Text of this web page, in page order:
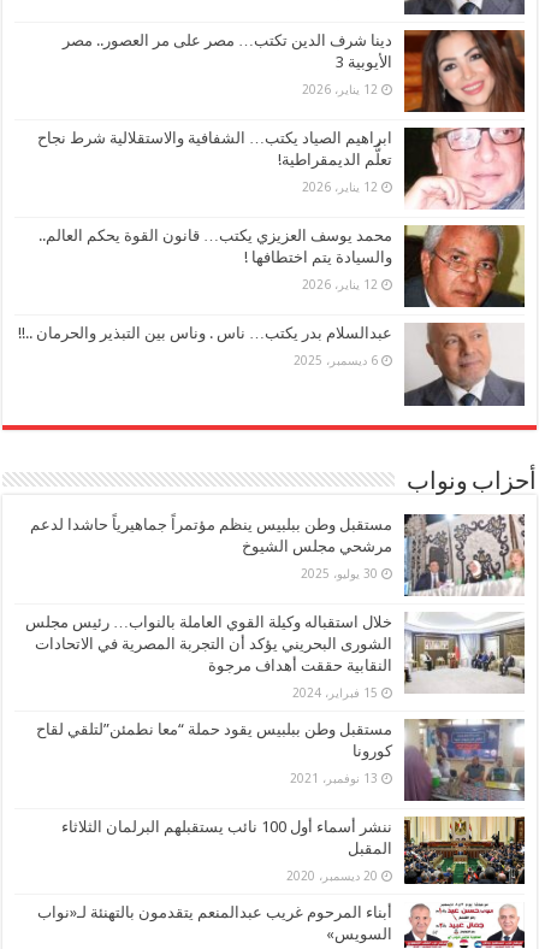
دينا شرف الدين تكتب… مصر على مر العصور.. مصر
الأيوبية 3
12 يناير، 2026
ابراهيم الصياد يكتب… الشفافية والاستقلالية شرط نجاح
تعلُّم الديمقراطية!
12 يناير، 2026
محمد يوسف العزيزي يكتب… قانون القوة يحكم العالم..
والسيادة يتم اختطافها !
12 يناير، 2026
عبدالسلام بدر يكتب… ناس . وناس بين التبذير والحرمان ..!!
6 ديسمبر، 2025
أحزاب ونواب
مستقبل وطن ببلبيس ينظم مؤتمراً جماهيرياً حاشدا لدعم
مرشحي مجلس الشيوخ
30 يوليو، 2025
خلال استقباله وكيلة القوي العاملة بالنواب… رئيس مجلس
الشورى البحريني يؤكد أن التجربة المصرية في الاتحادات
النقابية حققت أهداف مرجوة
15 فبراير، 2024
مستقبل وطن ببلبيس يقود حملة “معا نطمئن”لتلقي لقاح
كورونا
13 نوفمبر، 2021
ننشر أسماء أول 100 نائب يستقبلهم البرلمان الثلاثاء
المقبل
20 ديسمبر، 2020
أبناء المرحوم غريب عبدالمنعم يتقدمون بالتهنئة لـ«نواب
السويس»